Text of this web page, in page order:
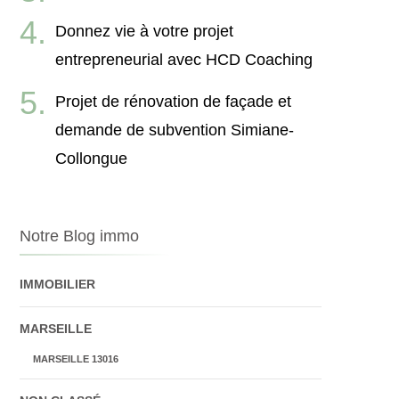
Donnez vie à votre projet
entrepreneurial avec HCD Coaching
Projet de rénovation de façade et
demande de subvention Simiane-
Collongue
Notre Blog immo
IMMOBILIER
MARSEILLE
MARSEILLE 13016